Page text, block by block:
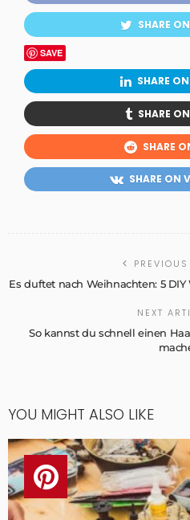
SHARE
SAVE
SHARE
SHARE
SHARE
SHARE ON
Es duftet nach Weihnachten: 5
NEXT
So kannst du schnell einen
YOU MIGHT ALSO LIKE